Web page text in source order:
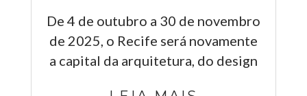
De 4 de outubro a 30 de novembro
de 2025, o Recife será novamente
a capital da arquitetura, do design